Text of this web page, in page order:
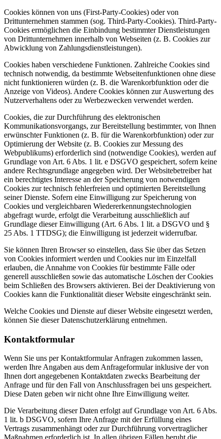
Cookies können von uns (First-Party-Cookies) oder von
Drittunternehmen stammen (sog. Third-Party-Cookies). Third-Party-
Cookies ermöglichen die Einbindung bestimmter Dienstleistungen
von Drittunternehmen innerhalb von Webseiten (z. B. Cookies zur
Abwicklung von Zahlungsdienstleistungen).
Cookies haben verschiedene Funktionen. Zahlreiche Cookies sind
technisch notwendig, da bestimmte Webseitenfunktionen ohne diese
nicht funktionieren würden (z. B. die Warenkorbfunktion oder die
Anzeige von Videos). Andere Cookies können zur Auswertung des
Nutzerverhaltens oder zu Werbezwecken verwendet werden.
Cookies, die zur Durchführung des elektronischen
Kommunikationsvorgangs, zur Bereitstellung bestimmter, von Ihnen
erwünschter Funktionen (z. B. für die Warenkorbfunktion) oder zur
Optimierung der Website (z. B. Cookies zur Messung des
Webpublikums) erforderlich sind (notwendige Cookies), werden auf
Grundlage von Art. 6 Abs. 1 lit. e DSGVO gespeichert, sofern keine
andere Rechtsgrundlage angegeben wird. Der Websitebetreiber hat
ein berechtigtes Interesse an der Speicherung von notwendigen
Cookies zur technisch fehlerfreien und optimierten Bereitstellung
seiner Dienste. Sofern eine Einwilligung zur Speicherung von
Cookies und vergleichbaren Wiedererkennungstechnologien
abgefragt wurde, erfolgt die Verarbeitung ausschließlich auf
Grundlage dieser Einwilligung (Art. 6 Abs. 1 lit. a DSGVO und §
25 Abs. 1 TTDSG); die Einwilligung ist jederzeit widerrufbar.
Sie können Ihren Browser so einstellen, dass Sie über das Setzen
von Cookies informiert werden und Cookies nur im Einzelfall
erlauben, die Annahme von Cookies für bestimmte Fälle oder
generell ausschließen sowie das automatische Löschen der Cookies
beim Schließen des Browsers aktivieren. Bei der Deaktivierung von
Cookies kann die Funktionalität dieser Website eingeschränkt sein.
Welche Cookies und Dienste auf dieser Website eingesetzt werden,
können Sie dieser Datenschutzerklärung entnehmen.
Kontaktformular
Wenn Sie uns per Kontaktformular Anfragen zukommen lassen,
werden Ihre Angaben aus dem Anfrageformular inklusive der von
Ihnen dort angegebenen Kontaktdaten zwecks Bearbeitung der
Anfrage und für den Fall von Anschlussfragen bei uns gespeichert.
Diese Daten geben wir nicht ohne Ihre Einwilligung weiter.
Die Verarbeitung dieser Daten erfolgt auf Grundlage von Art. 6 Abs.
1 lit. b DSGVO, sofern Ihre Anfrage mit der Erfüllung eines
Vertrags zusammenhängt oder zur Durchführung vorvertraglicher